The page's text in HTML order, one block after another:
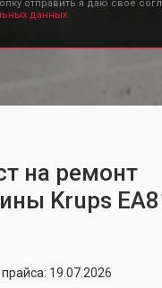
отправить я даю свое
данных.
на ремонт
Krups
19.07.2026